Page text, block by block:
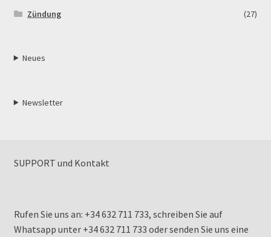
Zündung
(27)
Neues
Newsletter
SUPPORT und Kontakt
Rufen Sie uns an: +34 632 711 733, schreiben Sie auf
Whatsapp unter +34 632 711 733 oder senden Sie uns eine